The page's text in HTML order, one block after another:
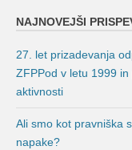
NAJNOVEJŠI
27. let prizadevanja
ZFPPod v letu 1999
aktivnosti
Ali smo kot pravniška
napake?